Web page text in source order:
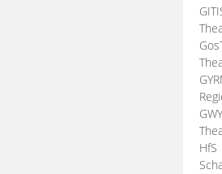
HfS